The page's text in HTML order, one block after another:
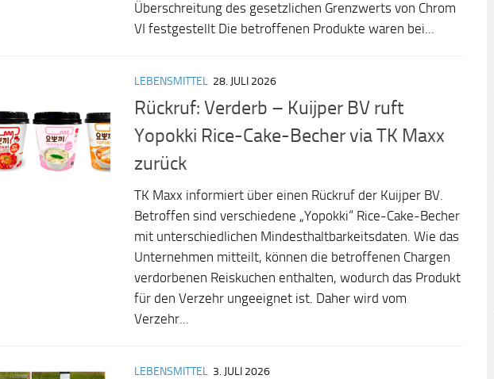
Überschreitung des gesetzlichen Grenzwerts von Chrom
VI festgestellt Die betroffenen Produkte waren bei...
LEBENSMITTEL 28. JULI 2026
Rückruf: Verderb – Kuijper BV ruft
Yopokki Rice-Cake-Becher via TK Maxx
zurück
TK Maxx informiert über einen Rückruf der Kuijper BV.
Betroffen sind verschiedene „Yopokki“ Rice-Cake-Becher
mit unterschiedlichen Mindesthaltbarkeitsdaten. Wie das
Unternehmen mitteilt, können die betroffenen Chargen
verdorbenen Reiskuchen enthalten, wodurch das Produkt
für den Verzehr ungeeignet ist. Daher wird vom
Verzehr...
LEBENSMITTEL 3. JULI 2026